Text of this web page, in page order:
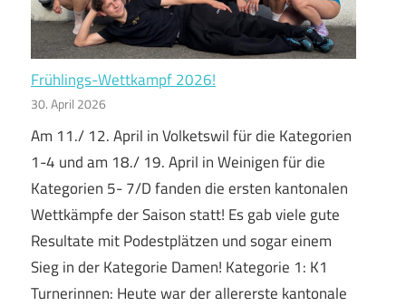
Frühlings-Wettkampf 2026!
30. April 2026
Am 11./ 12. April in Volketswil für die Kategorien
1-4 und am 18./ 19. April in Weinigen für die
Kategorien 5- 7/D fanden die ersten kantonalen
Wettkämpfe der Saison statt! Es gab viele gute
Resultate mit Podestplätzen und sogar einem
Sieg in der Kategorie Damen! Kategorie 1: K1
Turnerinnen: Heute war der allererste kantonale